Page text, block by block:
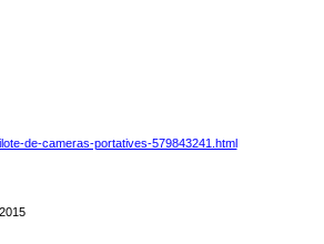
de-cameras-portatives-579843241.html